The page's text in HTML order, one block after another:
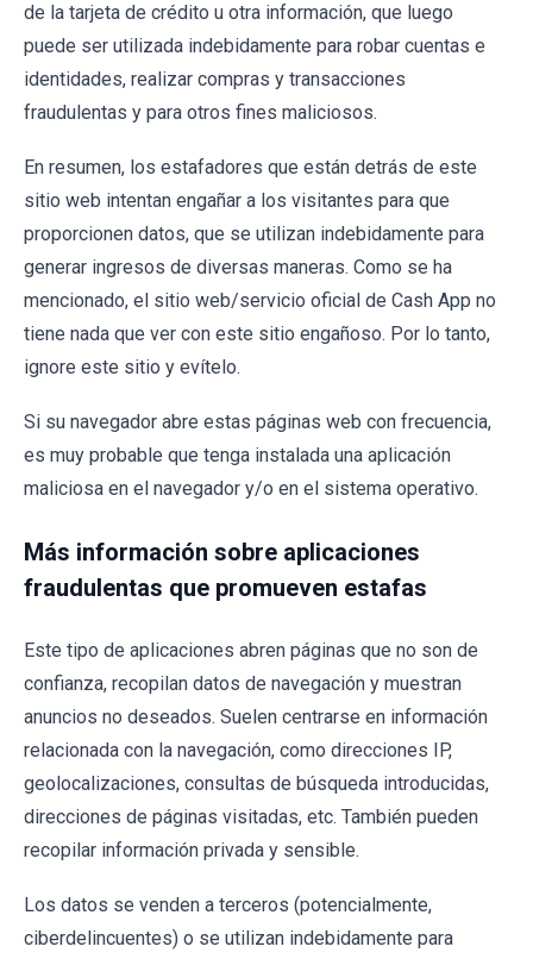
de la tarjeta de crédito u otra información, que luego
puede ser utilizada indebidamente para robar cuentas e
identidades, realizar compras y transacciones
fraudulentas y para otros fines maliciosos.
En resumen, los estafadores que están detrás de este
sitio web intentan engañar a los visitantes para que
proporcionen datos, que se utilizan indebidamente para
generar ingresos de diversas maneras. Como se ha
mencionado, el sitio web/servicio oficial de Cash App no
tiene nada que ver con este sitio engañoso. Por lo tanto,
ignore este sitio y evítelo.
Si su navegador abre estas páginas web con frecuencia,
es muy probable que tenga instalada una aplicación
maliciosa en el navegador y/o en el sistema operativo.
Más información sobre aplicaciones
fraudulentas que promueven estafas
Este tipo de aplicaciones abren páginas que no son de
confianza, recopilan datos de navegación y muestran
anuncios no deseados. Suelen centrarse en información
relacionada con la navegación, como direcciones IP,
geolocalizaciones, consultas de búsqueda introducidas,
direcciones de páginas visitadas, etc. También pueden
recopilar información privada y sensible.
Los datos se venden a terceros (potencialmente,
ciberdelincuentes) o se utilizan indebidamente para